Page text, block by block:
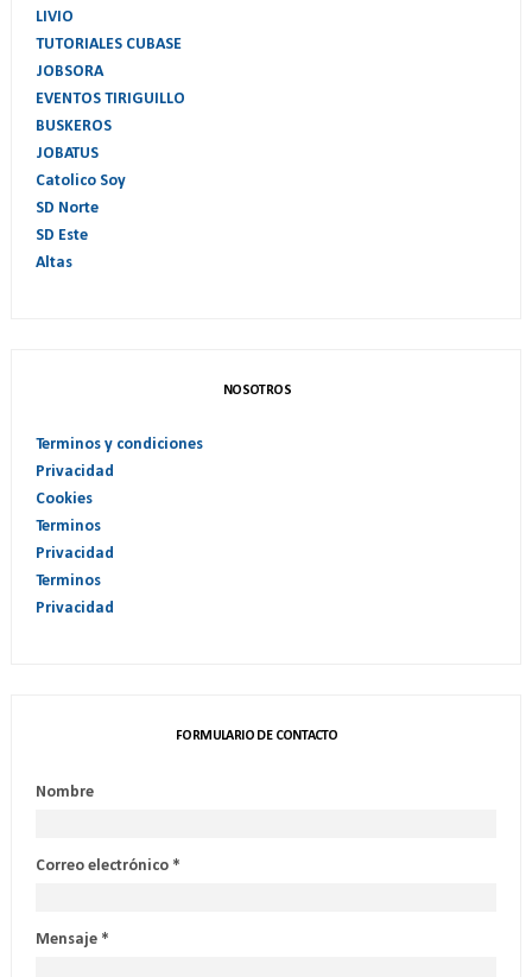
LIVIO
TUTORIALES CUBASE
JOBSORA
EVENTOS TIRIGUILLO
BUSKEROS
JOBATUS
Catolico Soy
SD Norte
SD Este
Altas
NOSOTROS
Terminos y condiciones
Privacidad
Cookies
Terminos
Privacidad
Terminos
Privacidad
FORMULARIO DE CONTACTO
Nombre
Correo electrónico *
Mensaje *